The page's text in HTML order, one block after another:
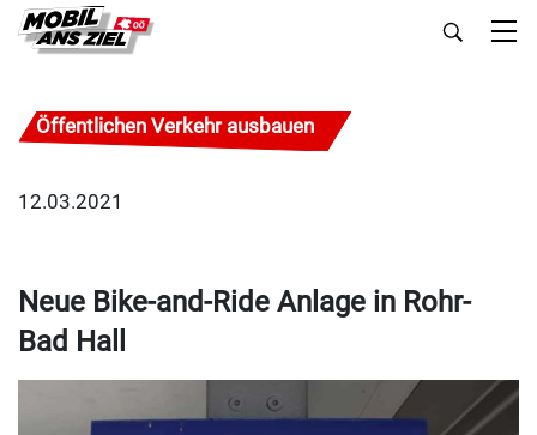
Öffentlichen Verkehr ausbauen
12.03.2021
Neue Bike-and-Ride Anlage in Rohr-
Bad Hall